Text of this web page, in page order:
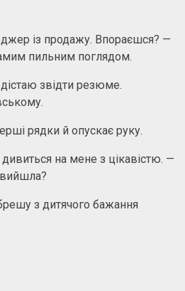
із продажу. Впораєшся? —
пильним поглядом.
звідти резюме.
рядки й опускає руку.
на мене з цікавістю. —
з дитячого бажання